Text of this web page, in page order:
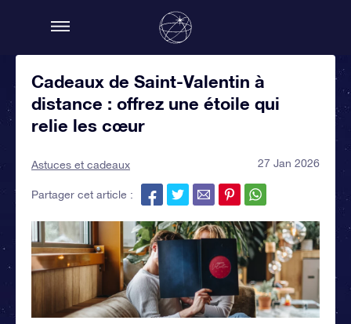
Cadeaux de Saint-Valentin à
distance : offrez une étoile qui
relie les cœur
Astuces et cadeaux 27 Jan 2026
Partager cet article :